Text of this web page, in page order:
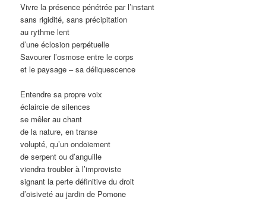
Vivre la présence pénétrée par l’instant
sans rigidité, sans précipitation
au rythme lent
d’une éclosion perpétuelle
Savourer l’osmose entre le corps
et le paysage – sa déliquescence
Entendre sa propre voix
éclaircie de silences
se mêler au chant
de la nature, en transe
volupté, qu’un ondoiement
de serpent ou d’anguille
viendra troubler à l’improviste
signant la perte définitive du droit
d’oisiveté au jardin de Pomone